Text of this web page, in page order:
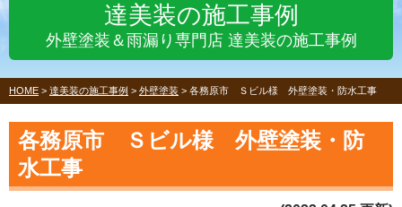
達美装の施工事例
外壁塗装＆雨漏り専門店 達美装の施工事例
HOME > 達美装の施工事例 > 外壁塗装 > 各務原市 Ｓビル様 外壁塗装・防水工事
各務原市 Ｓビル様 外壁塗装・防
水工事